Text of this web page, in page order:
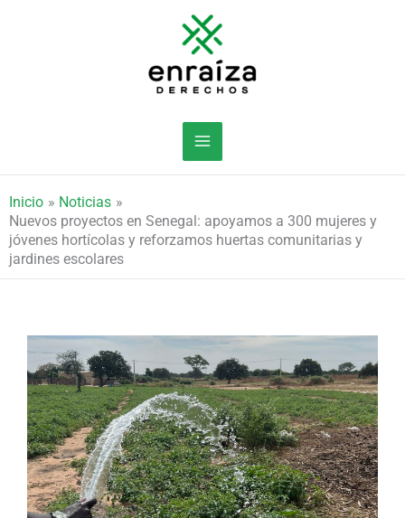
Inicio
Noticias
Nuevos proyectos en Senegal: apoyamos a 300 mujeres y
jóvenes hortícolas y reforzamos huertas comunitarias y
jardines escolares